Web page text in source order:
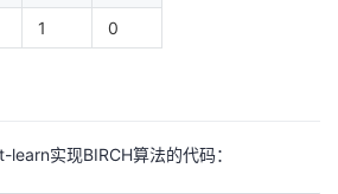
1 0
实现BIRCH算法的代码：